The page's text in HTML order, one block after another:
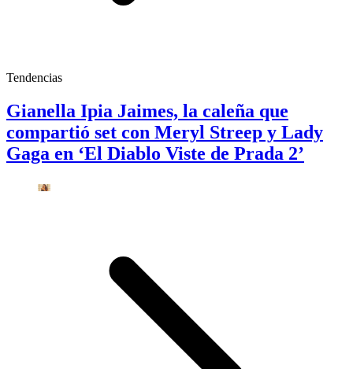
Tendencias
Gianella Ipia Jaimes, la caleña que
compartió set con Meryl Streep y Lady
Gaga en ‘El Diablo Viste de Prada 2’